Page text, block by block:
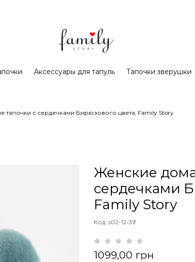
Аксессуары для тапуль Тапочки зверушки
тапочки с сердечками Бирюзового цвета, Family Story
Женские
сердечками
Family Story
Код: s02-12-31f
1099,00 грн